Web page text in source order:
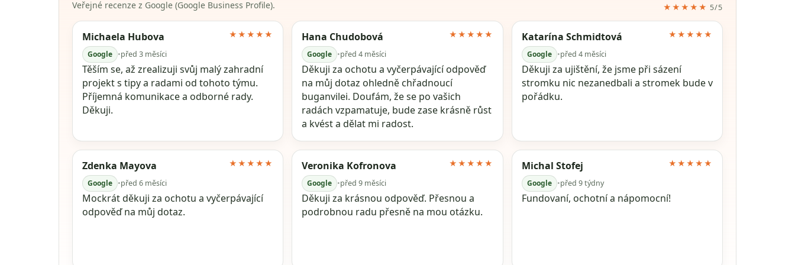
Veřejné recenze z Google (Google Business Profile). ★★★★★ 5/5
Michaela Hubova
Google •před 3 měsíci
★★★★★
Těším se, až zrealizuji svůj malý zahradní
projekt s tipy a radami od tohoto týmu.
Příjemná komunikace a odborné rady.
Děkuji.
Hana Chudobová
Google •před 4 měsíci
★★★★★
Děkuji za ochotu a vyčerpávající odpověď
na můj dotaz ohledně chřadnoucí
buganvilei. Doufám, že se po vašich
radách vzpamatuje, bude zase krásně růst
a kvést a dělat mi radost.
Katarína Schmidtová
Google •před 4 měsíci
★★★★★
Děkuji za ujištění, že jsme při sázení
stromku nic nezanedbali a stromek bude v
pořádku.
Zdenka Mayova
Google •před 6 měsíci
★★★★★
Mockrát děkuji za ochotu a vyčerpávající
odpověď na můj dotaz.
Veronika Kofronova
Google •před 9 měsíci
★★★★★
Děkuji za krásnou odpověď. Přesnou a
podrobnou radu přesně na mou otázku.
Michal Stofej
Google •před 9 týdny
★★★★★
Fundovaní, ochotní a nápomocní!